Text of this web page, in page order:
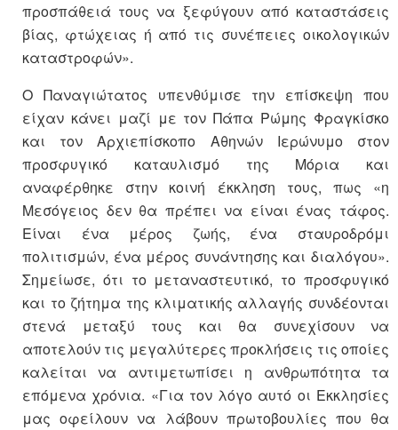
προσπάθειά τους να ξεφύγουν από καταστάσεις
βίας, φτώχειας ή από τις συνέπειες οικολογικών
καταστροφών».
Ο Παναγιώτατος υπενθύμισε την επίσκεψη που
είχαν κάνει μαζί με τον Πάπα Ρώμης Φραγκίσκο
και τον Αρχιεπίσκοπο Αθηνών Ιερώνυμο στον
προσφυγικό καταυλισμό της Μόρια και
αναφέρθηκε στην κοινή έκκληση τους, πως «η
Μεσόγειος δεν θα πρέπει να είναι ένας τάφος.
Είναι ένα μέρος ζωής, ένα σταυροδρόμι
πολιτισμών, ένα μέρος συνάντησης και διαλόγου».
Σημείωσε, ότι το μεταναστευτικό, το προσφυγικό
και το ζήτημα της κλιματικής αλλαγής συνδέονται
στενά μεταξύ τους και θα συνεχίσουν να
αποτελούν τις μεγαλύτερες προκλήσεις τις οποίες
καλείται να αντιμετωπίσει η ανθρωπότητα τα
επόμενα χρόνια. «Για τον λόγο αυτό οι Εκκλησίες
μας οφείλουν να λάβουν πρωτοβουλίες που θα